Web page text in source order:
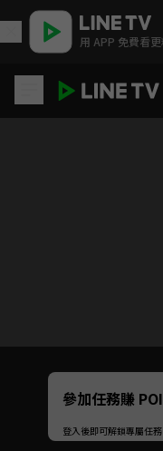
用 APP 免費看
Unmute
如有不便請
參加任務賺
登入後即可解鎖專屬任務